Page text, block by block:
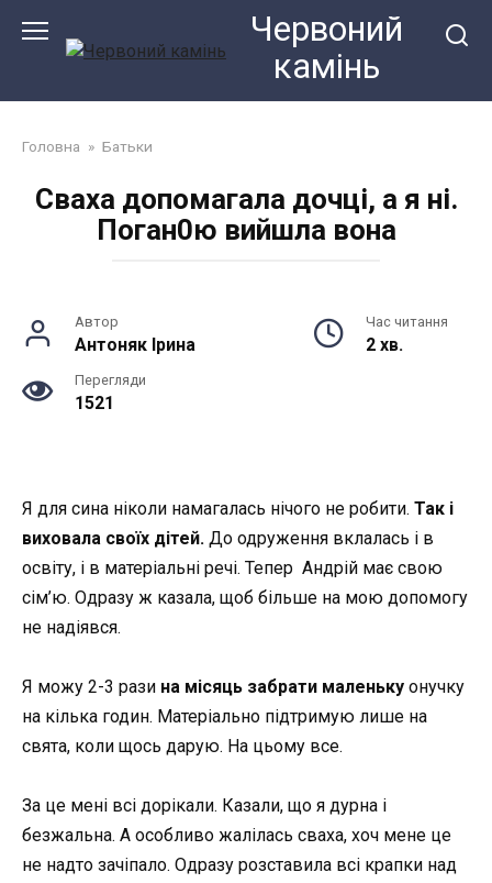
Червоний
камiнь
Головна » Батьки
Сваха допомагала дочці, а я ні.
Поган0ю вийшла вона
Автор
Антоняк Ірина
Час читання
2 хв.
Перегляди
1521
Я для сина ніколи намагалась нічого не робити. Так і
виховала своїх дітей. До одруження вклалась і в
освіту, і в матеріальні речі. Тепер Андрій має свою
сім’ю. Одразу ж казала, щоб більше на мою допомогу
не надіявся.
Я можу 2-3 рази на місяць забрати маленьку онучку
на кілька годин. Матеріально підтримую лише на
свята, коли щось дарую. На цьому все.
За це мені всі дорікали. Казали, що я дурна і
безжальна. А особливо жалілась сваха, хоч мене це
не надто зачіпало. Одразу розставила всі крапки над